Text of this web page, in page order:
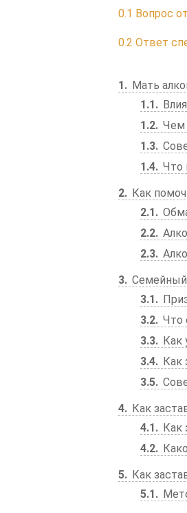
0.1 Вопрос
0.2 Ответ
1
Мать
1.1
1.2 Чем
1.3
1.4 Что
2
Как
2.1
2.2
2.3
3 Семейный
3.1
3.2 Что
3.3
Как
3.4
Как
3.5
4
Как
4.1
Как
4.2
5
Как
5.1